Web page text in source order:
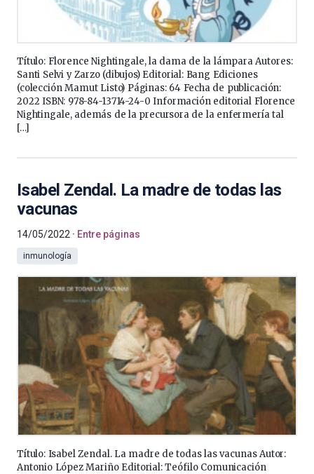
Título: Florence Nightingale, la dama de la lámpara Autores:
Santi Selvi y Zarzo (dibujos) Editorial: Bang Ediciones
(colección Mamut Listo) Páginas: 64 Fecha de publicación:
2022 ISBN: 978-84-13714-24-0 Información editorial Florence
Nightingale, además de la precursora de la enfermería tal
[…]
Isabel Zendal. La madre de todas las
vacunas
14/05/2022 Entre páginas
inmunología
Título: Isabel Zendal. La madre de todas las vacunas Autor:
Antonio López Mariño Editorial: Teófilo Comunicación